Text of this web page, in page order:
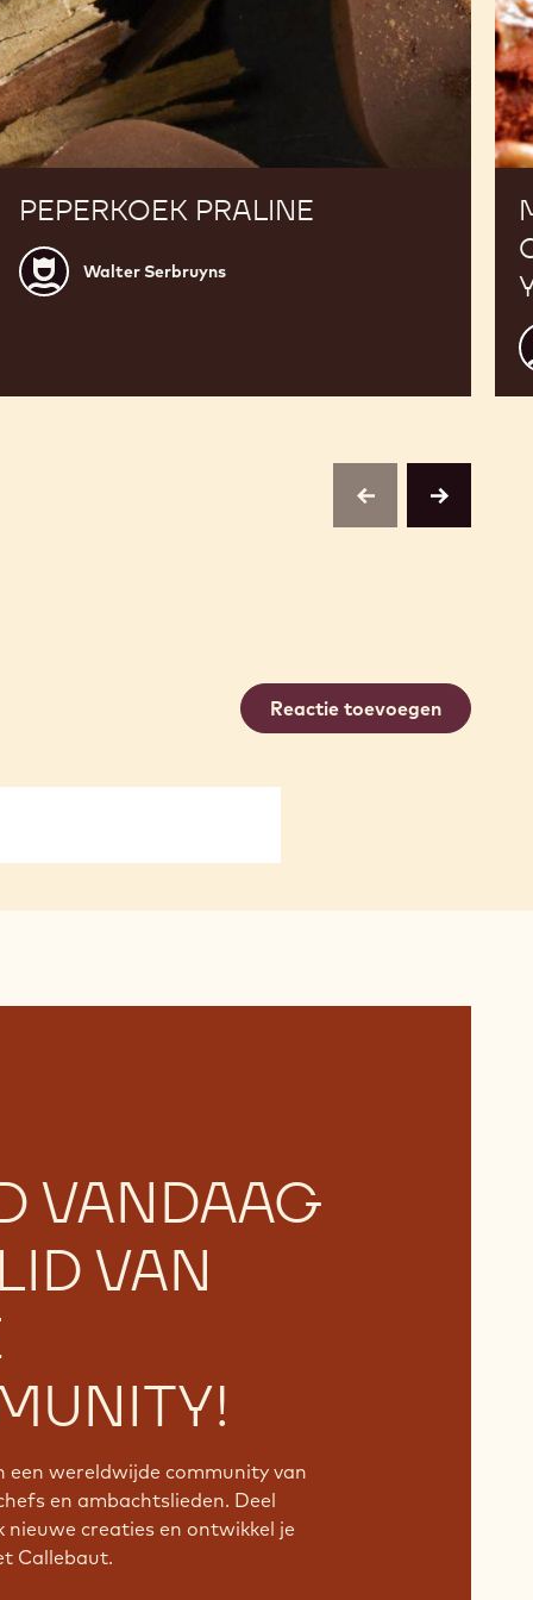
PEPERKOEK PRALINE
Walter
Serbruyns
Walter Serbruyns
previousnext
Reactie toevoegen
VANDAAG
VAN
een wereldwijde community van
en ambachtslieden. Deel
nieuwe creaties en ontwikkel je
Callebaut.